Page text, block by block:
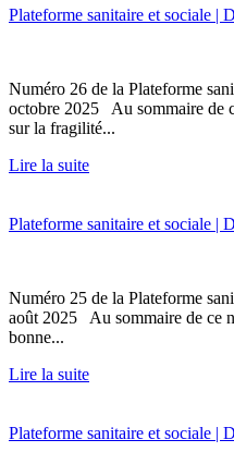
Plateforme sanitaire et sociale |
Numéro 26 de la Plateforme
octobre 2025 Au sommaire
sur la fragilité...
Lire la suite
Plateforme sanitaire et sociale |
Numéro 25 de la Plateforme
août 2025 Au sommaire de
bonne...
Lire la suite
Plateforme sanitaire et sociale |